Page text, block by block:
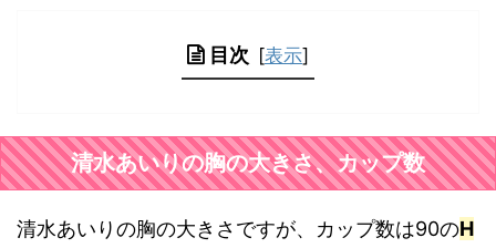
目次 [表示]
清水あいりの胸の大きさ、カップ数
清水あいりの胸の大きさですが、カップ数は90のH